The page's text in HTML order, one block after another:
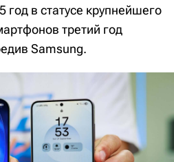
в статусе крупнейшего
третий год
Samsung.